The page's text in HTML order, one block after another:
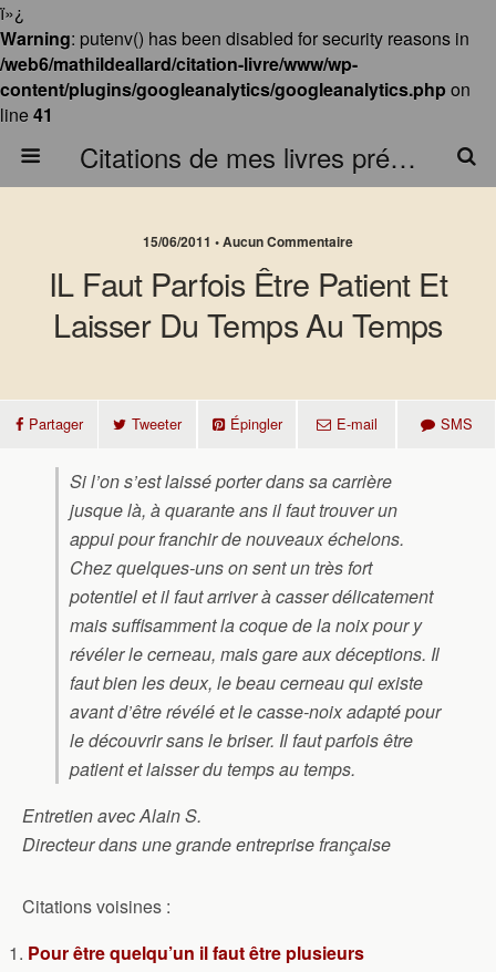
ï»¿
Warning: putenv() has been disabled for security reasons in
/web6/mathildeallard/citation-livre/www/wp-
content/plugins/googleanalytics/googleanalytics.php on
line41
Citations de mes livres préférés
15/06/2011 • Aucun Commentaire
IL Faut Parfois Être Patient Et
Laisser Du Temps Au Temps
Partager Tweeter Épingler E-mail SMS
Si l’on s’est laissé porter dans sa carrière
jusque là, à quarante ans il faut trouver un
appui pour franchir de nouveaux échelons.
Chez quelques-uns on sent un très fort
potentiel et il faut arriver à casser délicatement
mais suffisamment la coque de la noix pour y
révéler le cerneau, mais gare aux déceptions. Il
faut bien les deux, le beau cerneau qui existe
avant d’être révélé et le casse-noix adapté pour
le découvrir sans le briser. Il faut parfois être
patient et laisser du temps au temps.
Entretien avec Alain S.
Directeur dans une grande entreprise française
Citations voisines :
Pour être quelqu’un il faut être plusieurs